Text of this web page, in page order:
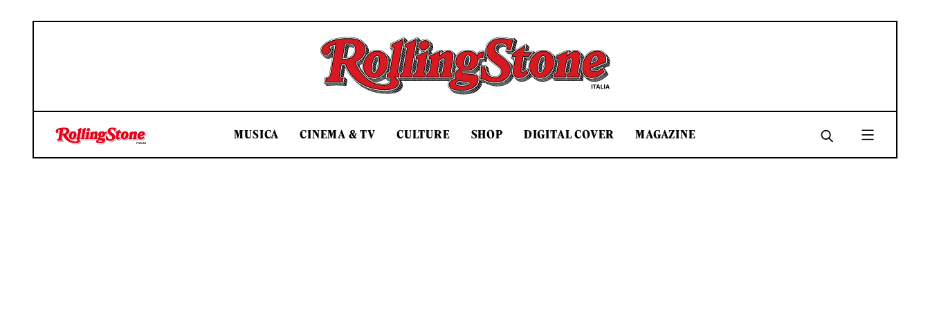
Rolling Stone Italia
MUSICA CINEMA & TV CULTURE SHOP DIGITAL COVER MAGAZINE